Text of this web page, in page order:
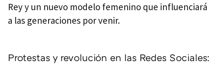
Rey y un nuevo modelo femenino que influenciará
a las generaciones por venir.
Protestas y revolución en las Redes Sociales: